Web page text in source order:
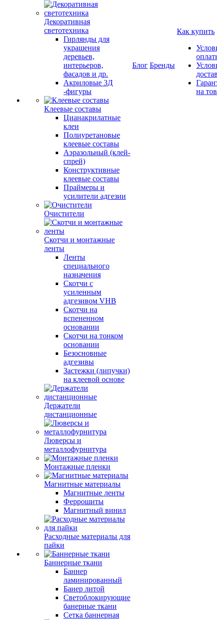
Декоративная
светотехника
Гирлянды для
украшения
деревьев,
интерьеров,
фасадов и др.
Акриловые 3Д
-фигуры
Клеевые составы
Цианакрилатные
клеи
Полиуретановые
клеевые составы
Аэразольный (клей-
спрей)
Конструктивные
клеевые составы
Праймеры и
усилители адгезии
Очистители
Скотчи и монтажные
ленты
Ленты
специального
назначения
Скотчи с
усиленным
адгезивом VHB
Скотчи на
вспененном
основании
Скотчи на тонком
основании
Безосновные
адгезивы
Застежки (липучки)
на клеевой основе
Держатели
дистанционные
Люверсы и
металлофурнитура
Монтажные пленки
Магнитные материалы
Магнитные ленты
Феррошиты
Магнитный винил
Расходные материалы для
пайки
Баннерные ткани
Баннер
ламинированный
Банер литой
Светоблокирующие
банерные ткани
Сетка баннерная
Блог Бренды
Как купить
на